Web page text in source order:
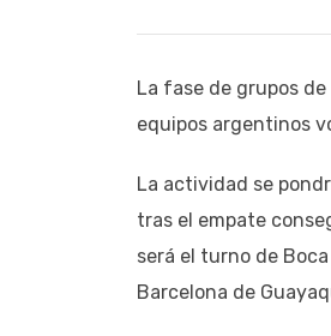
La fase de grupos
equipos argentinos
La actividad se
tras el empate
será el turno de
Barcelona de